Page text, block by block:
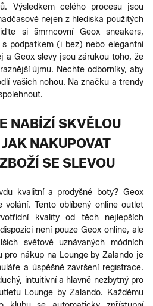
Výsledkem celého procesu jsou
nejen z hlediska použitých
si šmrncovní Geox sneakers,
podpatkem (i bez) nebo elegantní
a Geox slevy jsou zárukou toho, že
újmu. Nechte odborníky, aby
vašich nohou. Na značku a trendy
NABÍZÍ SKVĚLOU
NAKUPOVAT
SE SLEVOU
kvalitní a prodyšné boty? Geox
Tento oblíbený online outlet
kvality od těch nejlepších
není pouze Geox online, ale
světově uznávaných módních
pro nákup na Lounge by Zalando je
a úspěšné završení registrace.
intuitivní a hlavně nezbytný pro
Lounge by Zalando. Každému